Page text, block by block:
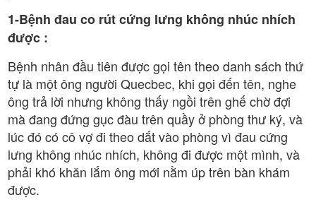
1-Bệnh đau co rút cứng lưng không nhúc nhích
được :
Bệnh nhân đầu tiên được gọi tên theo danh sách thứ
tự là một ông người Quecbec, khi gọi đến tên, nghe
ông trả lời nhưng không thấy ngồi trên ghế chờ đợi
mà đang đứng gục đàu trên quầy ở phòng thư ký, và
lúc đó có cô vợ đi theo dắt vào phòng vì đau cứng
lưng không nhúc nhích, không đi được một mình, và
phải khó khăn lắm ông mới nằm úp trên bàn khám
được.